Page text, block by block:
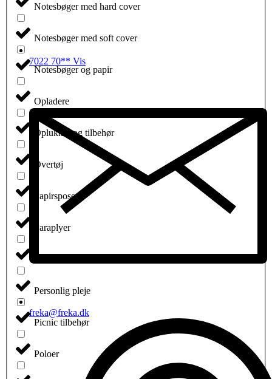
Notesbøger med hard cover
Notesbøger med soft cover
Notesbøger og papir
Opladere
Oplukker og tilbehør
Overtøj
Papirsposer
Paraplyer
Personlig pleje
Picnic tilbehør
Poloer
7022 70** Vis
freka@freka.dk